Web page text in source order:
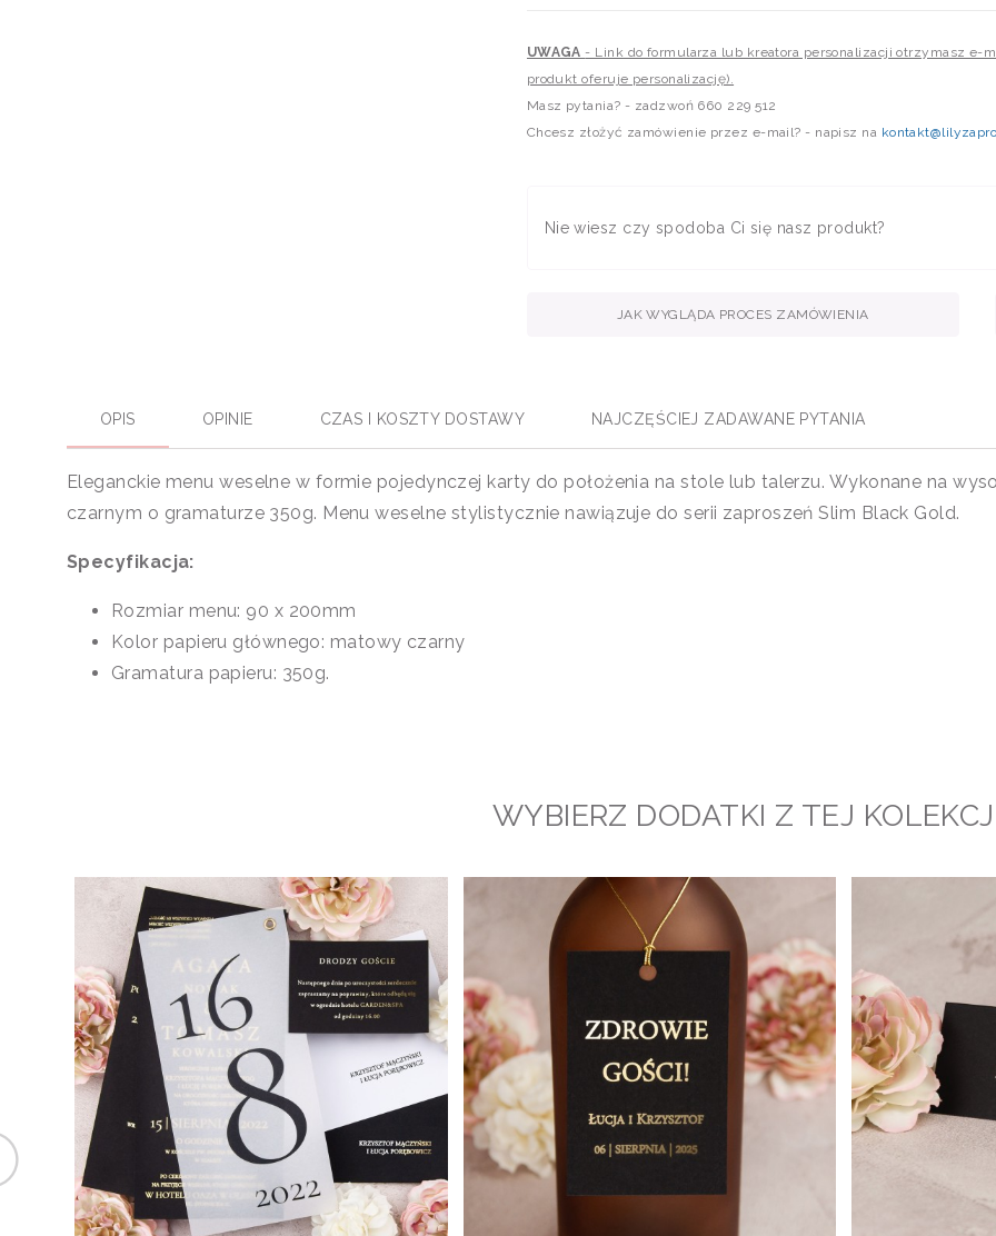
UWAGA- Link do formularza lub kreatora personalizacji otrzymasz e-
produkt oferuje personalizację).
Masz pytania? - zadzwoń 660 229 512
Chcesz złożyć zamówienie przez e-mail? - napisz na
Nie wiesz czy spodoba Ci się nasz produkt?
JAK WYGLĄDA PROCES ZAMÓWIENIA
OPIS OPINIE CZAS I KOSZTY DOSTAWY NAJCZĘŚCIEJ ZADAWANE PYTANIA
Eleganckie menu weselne w formie pojedynczej karty do położenia na stole lub talerzu. Wykonane na
czarnym o gramaturze 350g. Menu weselne stylistycznie nawiązuje do serii zaproszeń Slim Black Gold.
Specyfikacja:
Rozmiar menu: 90 x 200mm
Kolor papieru głównego: matowy czarny
Gramatura papieru: 350g.
WYBIERZ DODATKI Z TEJ